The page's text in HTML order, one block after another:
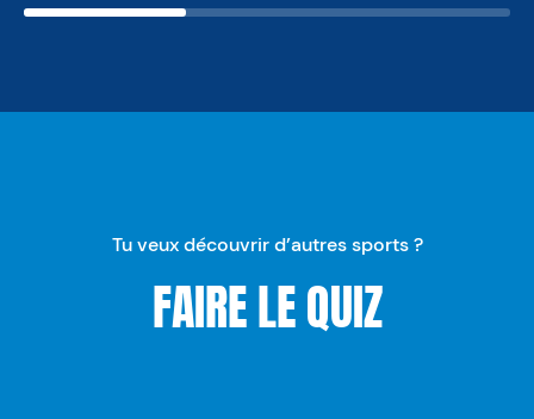
Tu veux découvrir d’autres sports ?
FAIRE LE QUIZ